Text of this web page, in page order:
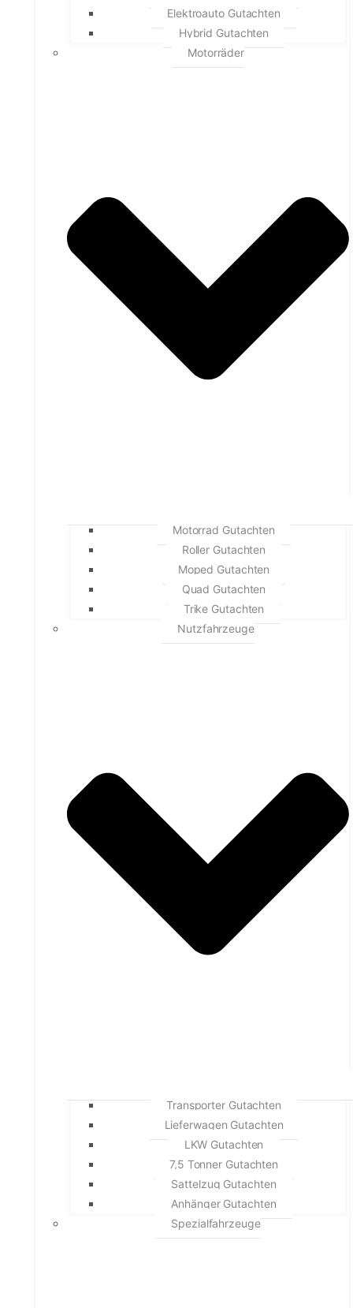
Elektroauto Gutachten
Hybrid Gutachten
Motorräder
Motorrad Gutachten
Roller Gutachten
Moped Gutachten
Quad Gutachten
Trike Gutachten
Nutzfahrzeuge
Transporter Gutachten
Lieferwagen Gutachten
LKW Gutachten
7,5 Tonner Gutachten
Sattelzug Gutachten
Anhänger Gutachten
Spezialfahrzeuge